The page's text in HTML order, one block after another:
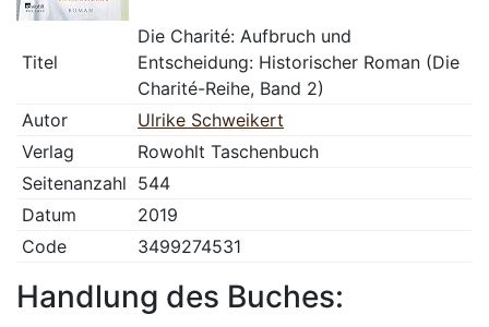
Titel
Die Charité: Aufbruch und
Entscheidung: Historischer Roman (Die
Charité-Reihe, Band 2)
Autor
Ulrike Schweikert
Verlag
Rowohlt Taschenbuch
Seitenanzahl 544
Datum
2019
Code
3499274531
Handlung des Buches: